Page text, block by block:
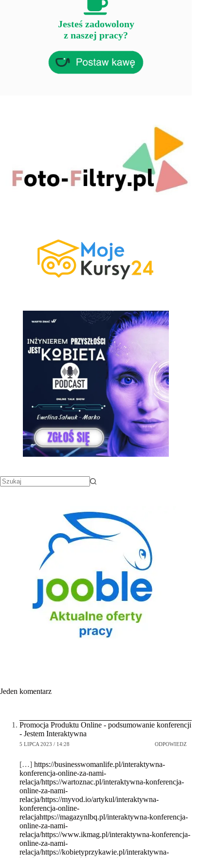
Jesteś zadowolony
z naszej pracy?
Jeden komentarz
Promocja Produktu Online - podsumowanie konferencji
- Jestem Interaktywna
5 LIPCA 2023 / 14:28 ODPOWIEDZ
[…] https://businesswomanlife.pl/interaktywna-
konferencja-online-za-nami-
relacja/https://wartoznac.pl/interaktywna-konferencja-
online-za-nami-
relacja/https://myvod.io/artykul/interaktywna-
konferencja-online-
relacjahttps://magazynlbq.pl/interaktywna-konferencja-
online-za-nami-
relacja/https://www.ikmag.pl/interaktywna-konferencja-
online-za-nami-
relacja/https://kobietyprzykawie.pl/interaktywna-